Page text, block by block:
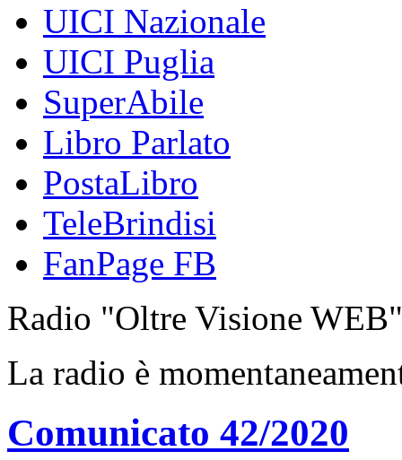
UICI Nazionale
UICI Puglia
SuperAbile
Libro Parlato
PostaLibro
TeleBrindisi
FanPage FB
Radio "Oltre Visione WEB"
La radio è
Comunicato 42/2020